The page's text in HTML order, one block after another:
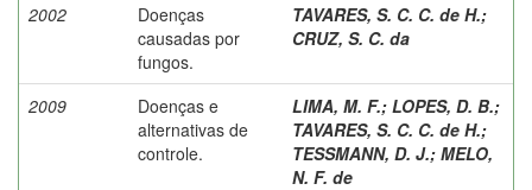
2002
Doenças
causadas por
fungos.
TAVARES, S. C. C. de H.;
CRUZ, S. C. da
2009
Doenças e
alternativas de
controle.
LIMA, M. F.; LOPES, D. B.;
TAVARES, S. C. C. de H.;
TESSMANN, D. J.; MELO,
N. F. de